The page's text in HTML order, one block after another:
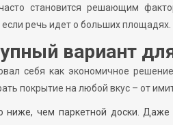
становится решающим
речь идет о больших площадях.
вариант
себя как экономичное
покрытие на любой вкус – от
ниже, чем паркетной доски.